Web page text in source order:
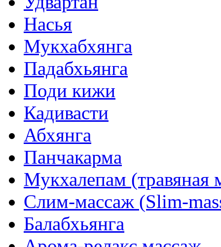
Насья
Мукхабхянга
Падабхьянга
Поди кижи
Кадивасти
Абхянга
Панчакарма
Мукхалепам (травяная
Слим-массаж (Slim-
Балабхьянга